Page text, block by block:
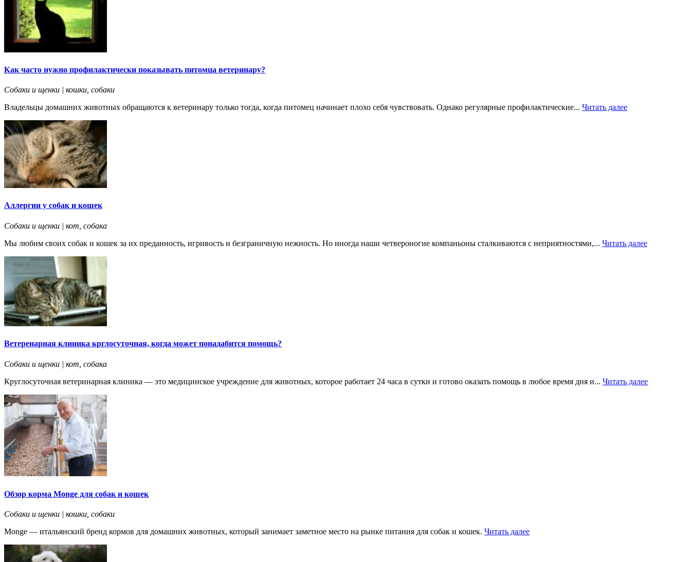
Как часто нужно профилактически показывать питомца ветеринару?
Собаки и щенки | кошки, собаки
Владельцы домашних животных обращаются к ветеринару только тогда, когда питомец начинает плохо себя чувствовать. Однако регулярные профилактические... Читать далее
Аллергии у собак и кошек
Собаки и щенки | кот, собака
Мы любим своих собак и кошек за их преданность, игривость и безграничную нежность. Но иногда наши четвероногие компаньоны сталкиваются с неприятностями,... Читать далее
Ветеренарная клиника крглосуточная, когда может понадабится помощь?
Собаки и щенки | кот, собака
Круглосуточная ветеринарная клиника — это медицинское учреждение для животных, которое работает 24 часа в сутки и готово оказать помощь в любое время дня и... Читать далее
Обзор корма Monge для собак и кошек
Собаки и щенки | кошки, собаки
Monge — итальянский бренд кормов для домашних животных, который занимает заметное место на рынке питания для собак и кошек. Читать далее